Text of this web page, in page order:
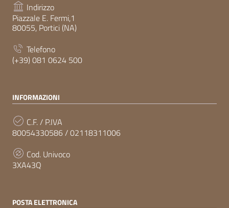
Indirizzo
Piazzale E. Fermi,1
80055, Portici (NA)
Telefono
(+39) 081 0624 500
INFORMAZIONI
C.F. / P.IVA
80054330586 / 02118311006
Cod. Univoco
3XA43Q
POSTA ELETTRONICA